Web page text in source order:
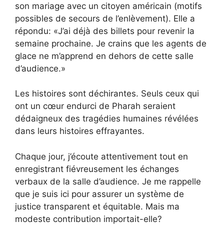
son mariage avec un citoyen américain (motifs
possibles de secours de l’enlèvement). Elle a
répondu: «J’ai déjà des billets pour revenir la
semaine prochaine. Je crains que les agents de
glace ne m’apprend en dehors de cette salle
d’audience.»
Les histoires sont déchirantes. Seuls ceux qui
ont un cœur endurci de Pharah seraient
dédaigneux des tragédies humaines révélées
dans leurs histoires effrayantes.
Chaque jour, j’écoute attentivement tout en
enregistrant fiévreusement les échanges
verbaux de la salle d’audience. Je me rappelle
que je suis ici pour assurer un système de
justice transparent et équitable. Mais ma
modeste contribution importait-elle?